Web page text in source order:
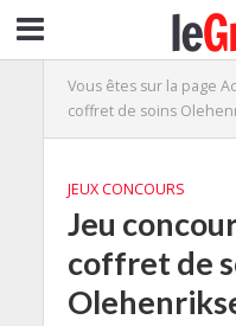
Vous êtes sur la page
coffret de soins
JEUX CONCOURS
Jeu
coffret de